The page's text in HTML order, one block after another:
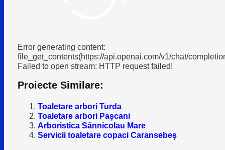
Error generating content:
file_get_contents(https://api.openai.com/v1/chat/
Failed to open stream: HTTP request failed!
Proiecte Similare:
Toaletare arbori Turda
Toaletare arbori Pașcani
Arboristica Sânnicolau Mare
Servicii toaletare copaci Caransebeș